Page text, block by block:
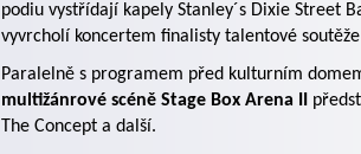
podiu vystřídají kapely Stanley´s Dixie Street
vyvrcholí koncertem finalisty talentové
Paralelně s programem před kulturním
multižánrové scéně Stage Box Arena II
The Concept a další.